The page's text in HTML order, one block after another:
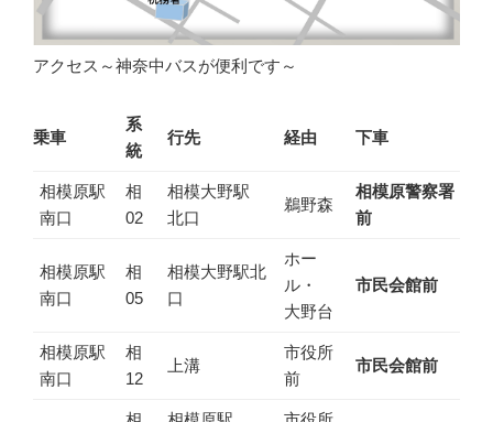
アクセス～神奈中バスが便利です～
乗車
系
統
行先 経由 下車
相模原駅
南口
相
02
相模大野駅
北口
鵜野森
相模原警察署
前
相模原駅
南口
相
05
相模大野駅北
口
ホー
ル・
大野台
市民会館前
相模原駅
南口
相
12
上溝
市役所
前
市民会館前